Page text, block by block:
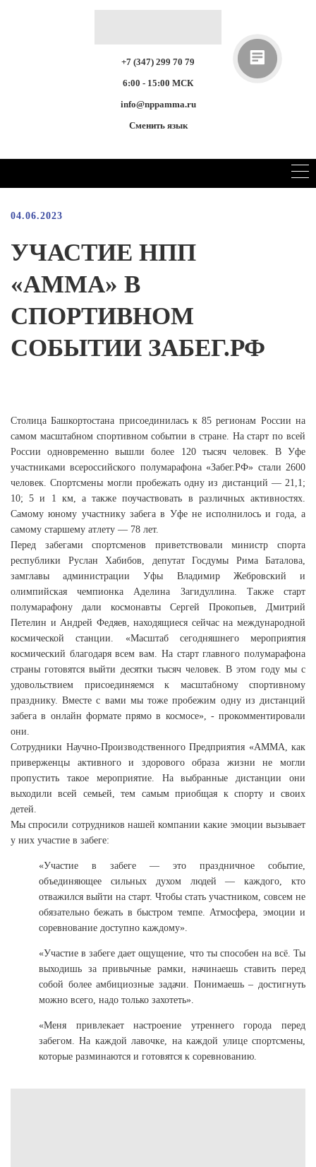
+7 (347) 299 70 79
6:00 - 15:00 МСК
info@nppamma.ru
Сменить язык
04.06.2023
УЧАСТИЕ НПП
«АММА» В
СПОРТИВНОМ
СОБЫТИИ ЗАБЕГ.РФ
Столица Башкортостана присоединилась к 85 регионам России на
самом масштабном спортивном событии в стране. На старт по всей
России одновременно вышли более 120 тысяч человек. В Уфе
участниками всероссийского полумарафона «Забег.РФ» стали 2600
человек. Спортсмены могли пробежать одну из дистанций — 21,1;
10; 5 и 1 км, а также поучаствовать в различных активностях.
Самому юному участнику забега в Уфе не исполнилось и года, а
самому старшему атлету — 78 лет.
Перед забегами спортсменов приветствовали министр спорта
республики Руслан Хабибов, депутат Госдумы Рима Баталова,
замглавы администрации Уфы Владимир Жебровский и
олимпийская чемпионка Аделина Загидуллина. Также старт
полумарафону дали космонавты Сергей Прокопьев, Дмитрий
Петелин и Андрей Федяев, находящиеся сейчас на международной
космической станции. «Масштаб сегодняшнего мероприятия
космический благодаря всем вам. На старт главного полумарафона
страны готовятся выйти десятки тысяч человек. В этом году мы с
удовольствием присоединяемся к масштабному спортивному
празднику. Вместе с вами мы тоже пробежим одну из дистанций
забега в онлайн формате прямо в космосе», - прокомментировали
они.
Сотрудники Научно-Производственного Предприятия «АММА, как
приверженцы активного и здорового образа жизни не могли
пропустить такое мероприятие. На выбранные дистанции они
выходили всей семьей, тем самым приобщая к спорту и своих
детей.
Мы спросили сотрудников нашей компании какие эмоции вызывает
у них участие в забеге:
«Участие в забеге — это праздничное событие,
объединяющее сильных духом людей — каждого, кто
отважился выйти на старт. Чтобы стать участником, совсем не
обязательно бежать в быстром темпе. Атмосфера, эмоции и
соревнование доступно каждому».
«Участие в забеге дает ощущение, что ты способен на всё. Ты
выходишь за привычные рамки, начинаешь ставить перед
собой более амбициозные задачи. Понимаешь – достигнуть
можно всего, надо только захотеть».
«Меня привлекает настроение утреннего города перед
забегом. На каждой лавочке, на каждой улице спортсмены,
которые разминаются и готовятся к соревнованию.